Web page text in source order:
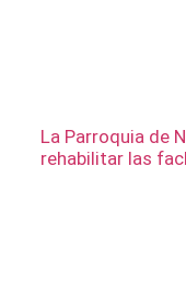
La Parroquia de
rehabilitar las